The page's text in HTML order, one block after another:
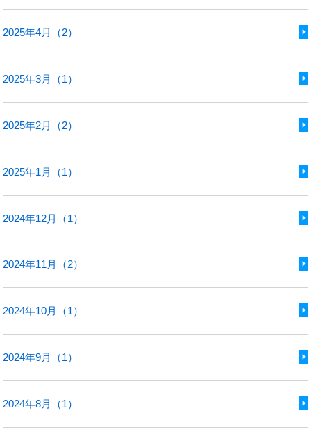
2025年4月（2）
2025年3月（1）
2025年2月（2）
2025年1月（1）
2024年12月（1）
2024年11月（2）
2024年10月（1）
2024年9月（1）
2024年8月（1）